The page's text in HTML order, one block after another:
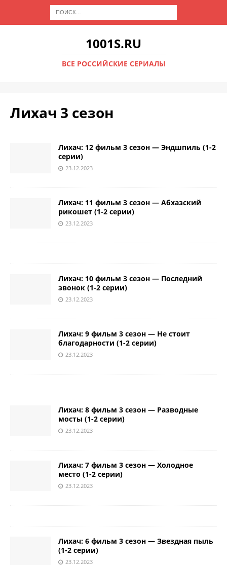
1001S.RU
ВСЕ РОССИЙСКИЕ СЕРИАЛЫ
Лихач 3 сезон
Лихач: 12 фильм 3 сезон — Эндшпиль (1-2
серии)
23.12.2023
Лихач: 11 фильм 3 сезон — Абхазский
рикошет (1-2 серии)
23.12.2023
Лихач: 10 фильм 3 сезон — Последний
звонок (1-2 серии)
23.12.2023
Лихач: 9 фильм 3 сезон — Не стоит
благодарности (1-2 серии)
23.12.2023
Лихач: 8 фильм 3 сезон — Разводные
мосты (1-2 серии)
23.12.2023
Лихач: 7 фильм 3 сезон — Холодное
место (1-2 серии)
23.12.2023
Лихач: 6 фильм 3 сезон — Звездная пыль
(1-2 серии)
23.12.2023